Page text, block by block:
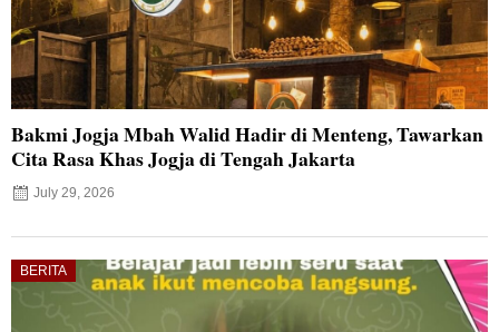
Bakmi Jogja Mbah Walid Hadir di Menteng, Tawarkan
Cita Rasa Khas Jogja di Tengah Jakarta
July 29, 2026
BERITA